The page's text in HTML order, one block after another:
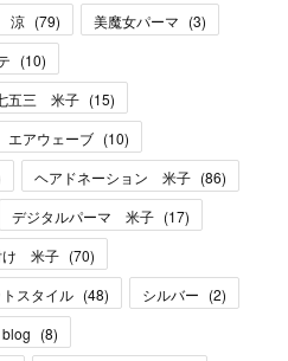
涼 (79) 美魔女パーマ (3)
(10)
五三 米子 (15)
エアウェーブ (10)
ヘアドネーション 米子 (86)
デジタルパーマ 米子 (17)
け 米子 (70)
スタイル (48) シルバー (2)
blog (8)